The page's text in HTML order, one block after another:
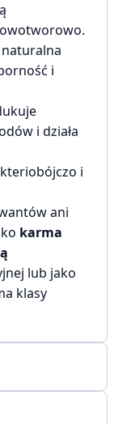
naturalna
i
i działa
i
ani
karma
lub jako
klasy